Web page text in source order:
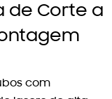
de Corte a
com